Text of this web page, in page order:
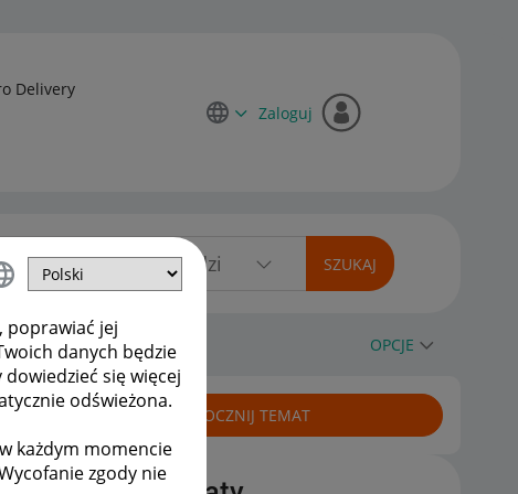
poprawiać jej
danych będzie
dowiedzieć się więcej
odświeżona.
każdym momencie
zgody nie
Delivery
Zaloguj
OPCJE
ROZPOCZNIJ TEMAT